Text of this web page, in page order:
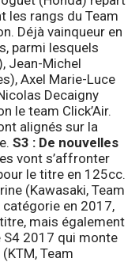
les rangs du Team
Déjà vainqueur en
parmi lesquels
Jean-Michel
Axel Marie-Luce
Decaigny
le team Click’Air.
alignés sur la
S3 : De nouvelles
vont s’affronter
le titre en 125cc.
(Kawasaki, Team
en 2017,
mais également
S4 2017 qui monte
Team